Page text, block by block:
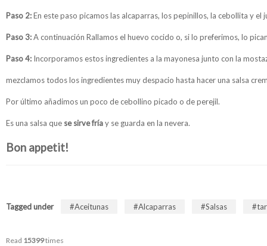
Paso 2:En este paso picamos las alcaparras, los pepinillos, la cebollita y el
Paso 3:A continuación Rallamos el huevo cocido o, si lo preferimos, lo
Paso 4: Incorporamos estos ingredientes a la mayonesa junto con la
mezclamos todos los ingredientes muy despacio hasta hacer una salsa
Por último añadimos un poco de cebollino picado o de perejil.
Es una salsa que se sirve fríay se guarda en la nevera.
Bon appetit!
Tagged under Aceitunas Alcaparras Salsas
Read 15399times